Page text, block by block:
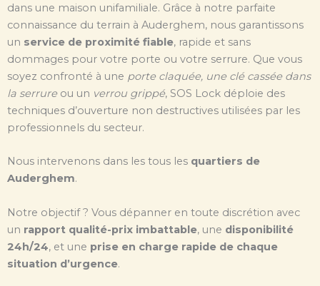
dans une maison unifamiliale. Grâce à notre parfaite
connaissance du terrain à Auderghem, nous garantissons
un service de proximité fiable, rapide et sans
dommages pour votre porte ou votre serrure. Que vous
soyez confronté à une porte claquée, une clé cassée dans
la serrure ou un verrou grippé, SOS Lock déploie des
techniques d’ouverture non destructives utilisées par les
professionnels du secteur.
Nous intervenons dans les tous les quartiers de
Auderghem.
Notre objectif ? Vous dépanner en toute discrétion avec
un rapport qualité-prix imbattable, une disponibilité
24h/24, et une prise en charge rapide de chaque
situation d’urgence.